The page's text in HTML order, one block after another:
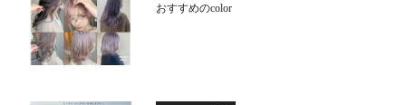
おすすめのcolor